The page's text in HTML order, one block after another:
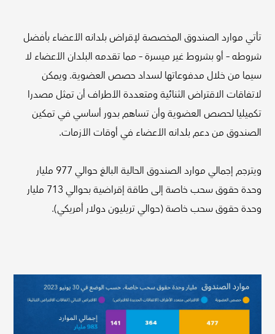
تأتي موارد الصندوق المخصصة لإقراض بلدانه الأعضاء بأفضل
شروطه – أو بشروط غير ميسرة – مما تقدمه البلدان الأعضاء لا
سيما من خلال مدفوعاتها لسداد حصص العضوية. ويمكن
لاتفاقات الاقتراض الثنائية ومتعددة الأطراف أن تمثل مصدرا
تكميليا لحصص العضوية وأن تساهم بدور أساسي في تمكين
الصندوق من دعم بلدانه الأعضاء في أوقات الأزمات.
ويترجم إجمالي موارد الصندوق الحالية البالغ حوالي 977 مليار
وحدة حقوق سحب خاصة إلى طاقة إقراضية بحوالي 713 مليار
وحدة حقوق سحب خاصة (حوالي تريليون دولار أمريكي).